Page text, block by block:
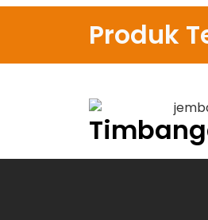
Produk